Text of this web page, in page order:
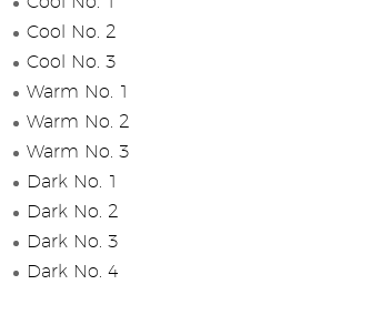
Cool No. 2
Cool No. 3
Warm No. 1
Warm No. 2
Warm No. 3
Dark No. 1
Dark No. 2
Dark No. 3
Dark No. 4